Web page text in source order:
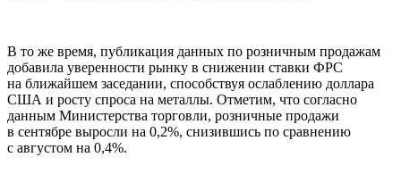
В то же время, публикация данных по розничным продажам
добавила уверенности рынку в снижении ставки ФРС
на ближайшем заседании, способствуя ослаблению доллара
США и росту спроса на металлы. Отметим, что согласно
данным Министерства торговли, розничные продажи
в сентябре выросли на 0,2%, снизившись по сравнению
с августом на 0,4%.